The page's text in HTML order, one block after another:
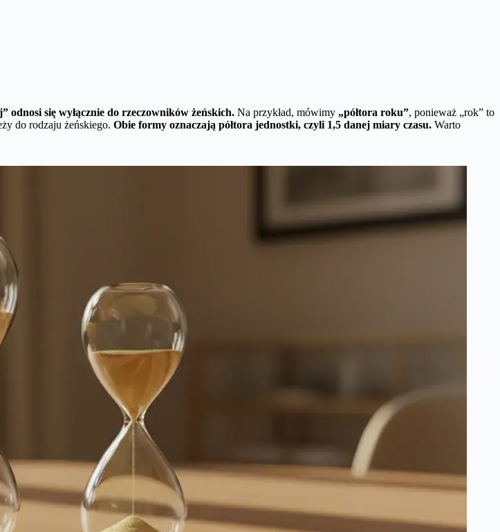
się wyłącznie do rzeczowników żeńskich. Na przykład, mówimy „półtora roku”, ponieważ „rok” to
do rodzaju żeńskiego. Obie formy oznaczają półtora jednostki, czyli 1,5 danej miary czasu. Warto